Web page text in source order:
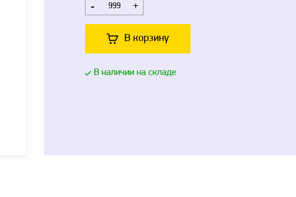
- +
В корзину
В наличии на складе